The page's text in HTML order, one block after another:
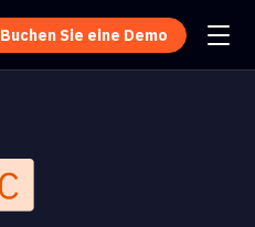
Buchen Sie eine Demo